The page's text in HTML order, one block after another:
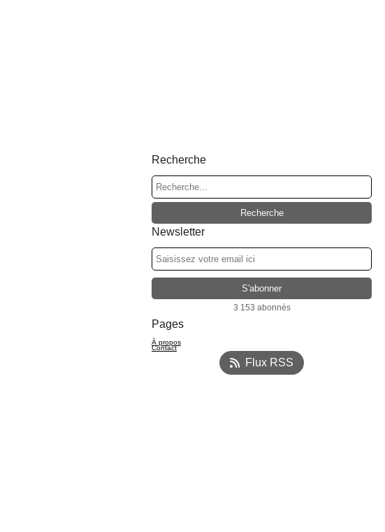
Recherche
Newsletter
3 153 abonnés
Pages
À propos
Contact
Flux RSS